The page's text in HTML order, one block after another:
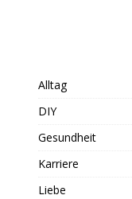
Alltag
DIY
Gesundheit
Karriere
Liebe